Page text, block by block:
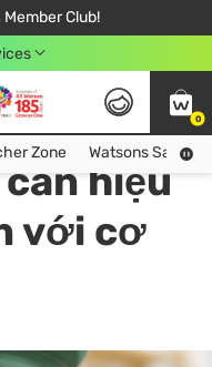
Club!
249,000Đ
Chí Minh City
0
Collect more hot vouchers at Voucher Zone Zone Watsons Safety
hiệu
với cơ